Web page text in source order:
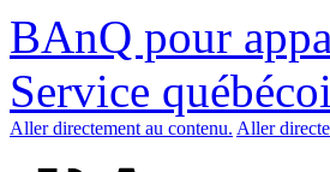
BAnQ pour
Service
Aller directement au contenu. Aller